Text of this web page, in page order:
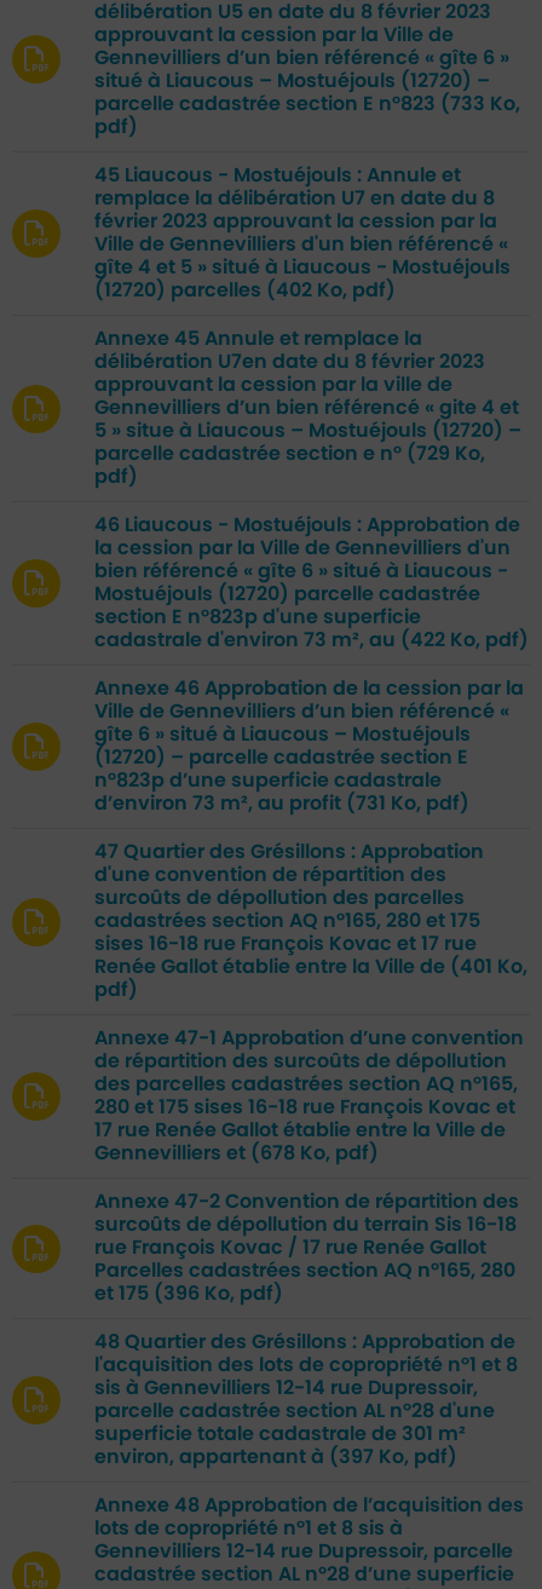
délibération U5 en date du 8 février 2023
approuvant la cession par la Ville de
Gennevilliers d’un bien référencé « gîte 6 »
situé à Liaucous – Mostuéjouls (12720) –
parcelle cadastrée section E n°823 (733 Ko,
pdf)
45 Liaucous - Mostuéjouls : Annule et
remplace la délibération U7 en date du 8
février 2023 approuvant la cession par la
Ville de Gennevilliers d'un bien référencé «
gîte 4 et 5 » situé à Liaucous - Mostuéjouls
(12720) parcelles (402 Ko, pdf)
Annexe 45 Annule et remplace la
délibération U7en date du 8 février 2023
approuvant la cession par la ville de
Gennevilliers d’un bien référencé « gite 4 et
5 » situe à Liaucous – Mostuéjouls (12720) –
parcelle cadastrée section e n° (729 Ko,
pdf)
46 Liaucous - Mostuéjouls : Approbation de
la cession par la Ville de Gennevilliers d'un
bien référencé « gîte 6 » situé à Liaucous -
Mostuéjouls (12720) parcelle cadastrée
section E n°823p d'une superficie
cadastrale d'environ 73 m², au (422 Ko, pdf)
Annexe 46 Approbation de la cession par la
Ville de Gennevilliers d’un bien référencé «
gîte 6 » situé à Liaucous – Mostuéjouls
(12720) – parcelle cadastrée section E
n°823p d’une superficie cadastrale
d’environ 73 m², au profit (731 Ko, pdf)
47 Quartier des Grésillons : Approbation
d'une convention de répartition des
surcoûts de dépollution des parcelles
cadastrées section AQ n°165, 280 et 175
sises 16-18 rue François Kovac et 17 rue
Renée Gallot établie entre la Ville de (401 Ko,
pdf)
Annexe 47-1 Approbation d’une convention
de répartition des surcoûts de dépollution
des parcelles cadastrées section AQ n°165,
280 et 175 sises 16-18 rue François Kovac et
17 rue Renée Gallot établie entre la Ville de
Gennevilliers et (678 Ko, pdf)
Annexe 47-2 Convention de répartition des
surcoûts de dépollution du terrain Sis 16-18
rue François Kovac / 17 rue Renée Gallot
Parcelles cadastrées section AQ n°165, 280
et 175 (396 Ko, pdf)
48 Quartier des Grésillons : Approbation de
l'acquisition des lots de copropriété n°1 et 8
sis à Gennevilliers 12-14 rue Dupressoir,
parcelle cadastrée section AL n°28 d'une
superficie totale cadastrale de 301 m²
environ, appartenant à (397 Ko, pdf)
Annexe 48 Approbation de l’acquisition des
lots de copropriété n°1 et 8 sis à
Gennevilliers 12-14 rue Dupressoir, parcelle
cadastrée section AL n°28 d’une superficie